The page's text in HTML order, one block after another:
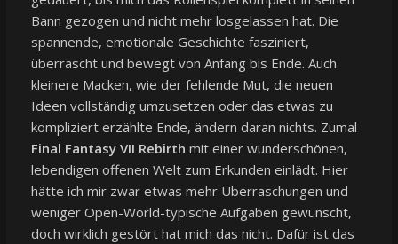
Bann gezogen und nicht mehr losgelassen hat. Die
spannende, emotionale Geschichte fasziniert,
überrascht und bewegt von Anfang bis Ende. Auch
kleinere Macken, wie der fehlende Mut, die neuen
Ideen vollständig umzusetzen oder das etwas zu
kompliziert erzählte Ende, ändern daran nichts. Zumal
Final Fantasy VII Rebirth mit einer wunderschönen,
lebendigen offenen Welt zum Erkunden einlädt. Hier
hätte ich mir zwar etwas mehr Überraschungen und
weniger Open-World-typische Aufgaben gewünscht,
doch wirklich gestört hat mich das nicht. Dafür ist das